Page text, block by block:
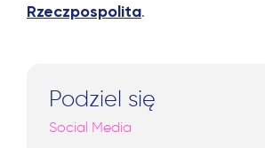
Szukaj:
Rzeczpospolita.
Podziel się
Social Media